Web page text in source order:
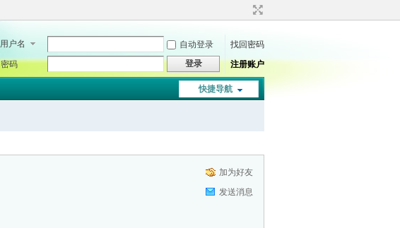
用户名 自动登录
找回密码
密码
登录 注册账户
快捷导航
加为好友
发送消息